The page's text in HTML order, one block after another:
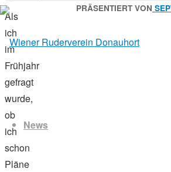
Zum
Inhalt
springenNews
Als
ich
im
Frühjahr
gefragt
wurde,
ob
ich
schon
Pläne
PRÄSENTIERT VON
Zurück
oben